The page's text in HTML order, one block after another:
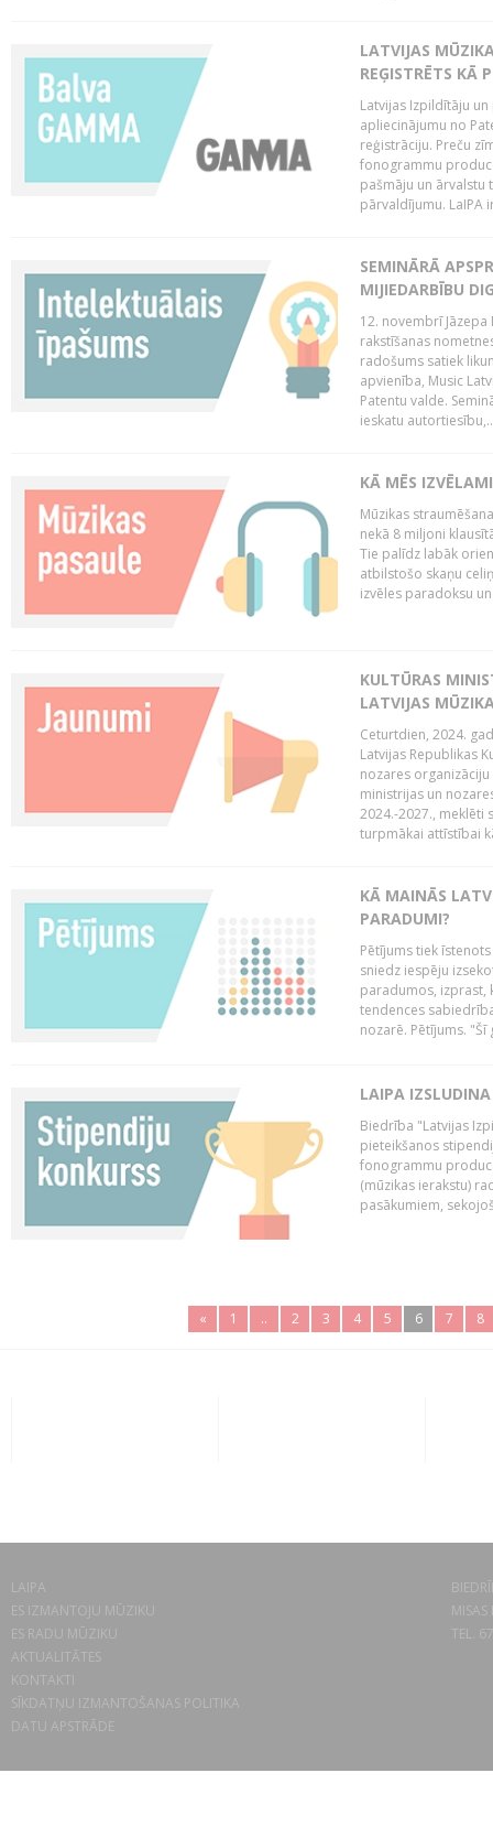
LATVIJAS
REĢISTRĒTS KĀ
Latvijas Izpildītāju
apliecinājumu no
reģistrāciju. Preču
fonogrammu
pašmāju un ārvalstu
pārvaldījumu. LaIPA
SEMINĀRĀ
MIJIEDARBĪBU
12. novembrī
rakstīšanas
radošums satiek
apvienība, Music
Patentu valde.
ieskatu
KĀ MĒS
Mūzikas
nekā 8 miljoni
Tie palīdz labāk
atbilstošo skaņu
izvēles paradoksu
KULTŪRAS
LATVIJAS
Ceturtdien, 2024.
Latvijas Republikas
nozares
ministrijas un
2024.-2027., meklēti
turpmākai attīstībai
KĀ MAINĀS
PARADUMI?
Pētījums tiek
sniedz iespēju
paradumos, izprast,
tendences
nozarē. Pētījums.
LAIPA
Biedrība "Latvijas
pieteikšanos
fonogrammu
(mūzikas ierakstu)
pasākumiem,
« 1 .. 2 3 4 5 6 7 8
LAIPA
ES IZMANTOJU MŪZIKU
ES RADU MŪZIKU
AKTUALITĀTES
KONTAKTI
SĪKDATŅU IZMANTOŠANAS POLITIKA
DATU APSTRĀDE
TEL.